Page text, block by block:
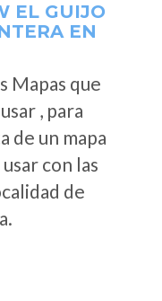
EL GUIJO
EN
Mapas que
, para
de un mapa
con las
de